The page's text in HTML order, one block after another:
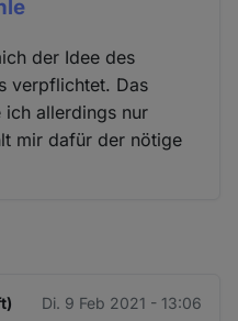
der Idee des
verpflichtet. Das
ich allerdings nur
mir dafür der nötige
Di. 9 Feb 2021 - 13:06